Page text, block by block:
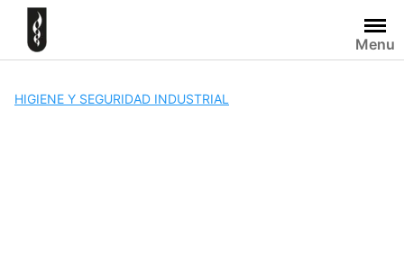
Skip
content
Menu
HIGIENE Y SEGURIDAD INDUSTRIAL